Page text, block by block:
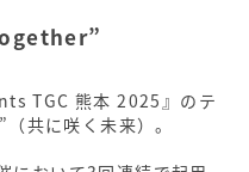
TGC 熊本 2025』のテ
共に咲く未来）。